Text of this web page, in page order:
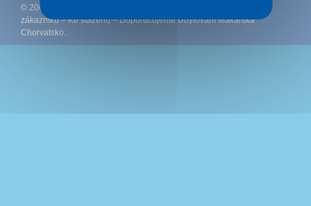
© 2002 – 2026 CK Rywal – (
zákazníků–Ke stažení) – DoporučujemeUbytování Makarská
Chorvatsko.